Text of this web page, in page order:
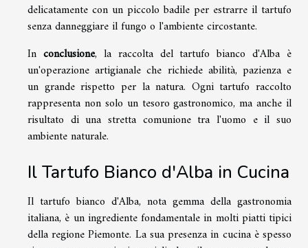
delicatamente con un piccolo badile per estrarre il tartufo
senza danneggiare il fungo o l'ambiente circostante.
In conclusione, la raccolta del tartufo bianco d'Alba è
un'operazione artigianale che richiede abilità, pazienza e
un grande rispetto per la natura. Ogni tartufo raccolto
rappresenta non solo un tesoro gastronomico, ma anche il
risultato di una stretta comunione tra l'uomo e il suo
ambiente naturale.
Il Tartufo Bianco d'Alba in Cucina
Il tartufo bianco d'Alba, nota gemma della gastronomia
italiana, è un ingrediente fondamentale in molti piatti tipici
della regione Piemonte. La sua presenza in cucina è spesso